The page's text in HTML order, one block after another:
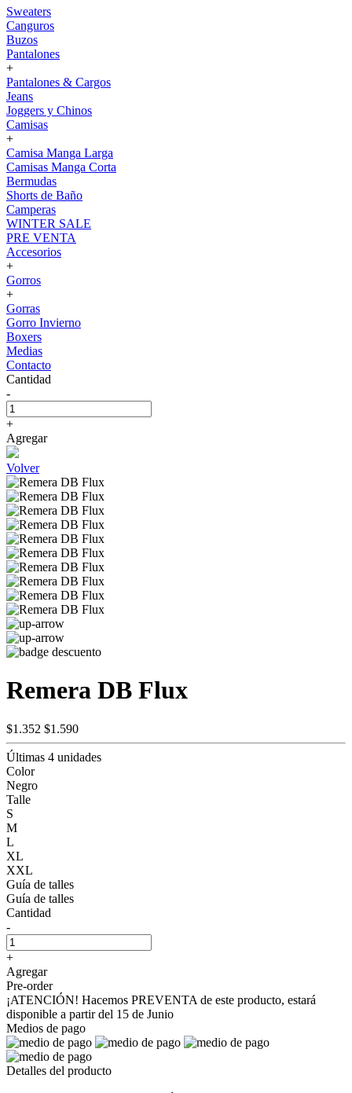
Sweaters
Canguros
Buzos
Pantalones
+
Pantalones & Cargos
Jeans
Joggers y Chinos
Camisas
+
Camisa Manga Larga
Camisas Manga Corta
Bermudas
Shorts de Baño
Camperas
WINTER SALE
PRE VENTA
Accesorios
+
Gorros
+
Gorras
Gorro Invierno
Boxers
Medias
Contacto
Cantidad
-
+
Agregar
Volver
Remera DB Flux
$1.352 $1.590
Últimas 4 unidades
Color
Negro
Talle
S
M
L
XL
XXL
Guía de talles
Guía de talles
Cantidad
-
+
Agregar
Pre-order
¡ATENCIÓN! Hacemos PREVENTA de este producto, estará
disponible a partir del 15 de Junio
Medios de pago
Detalles del producto